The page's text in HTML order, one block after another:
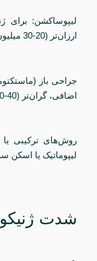
لیپوساکشن: برای
ارزان‌تر (20-30 میلیون تومان).
جراحی باز
اضافی، گران‌تر (40-70 میلیون تومان).
روش‌های ترکیبی یا
لیپوماتیک یا اسکن
شدت